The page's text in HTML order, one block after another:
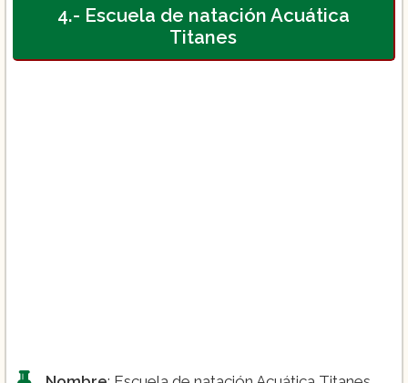
Aquafitness.
4.- Escuela de natación Acuática
Titanes